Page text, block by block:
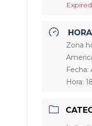
Zona
Fecha:
Hora: